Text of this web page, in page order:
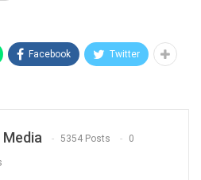
Facebook Twitter
Media 5354 Posts 0